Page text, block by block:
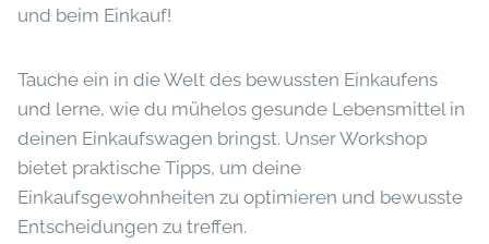
und beim Einkauf!
Tauche ein in die Welt des bewussten Einkaufens
und lerne, wie du mühelos gesunde Lebensmittel in
deinen Einkaufswagen bringst. Unser Workshop
bietet praktische Tipps, um deine
Einkaufsgewohnheiten zu optimieren und bewusste
Entscheidungen zu treffen.